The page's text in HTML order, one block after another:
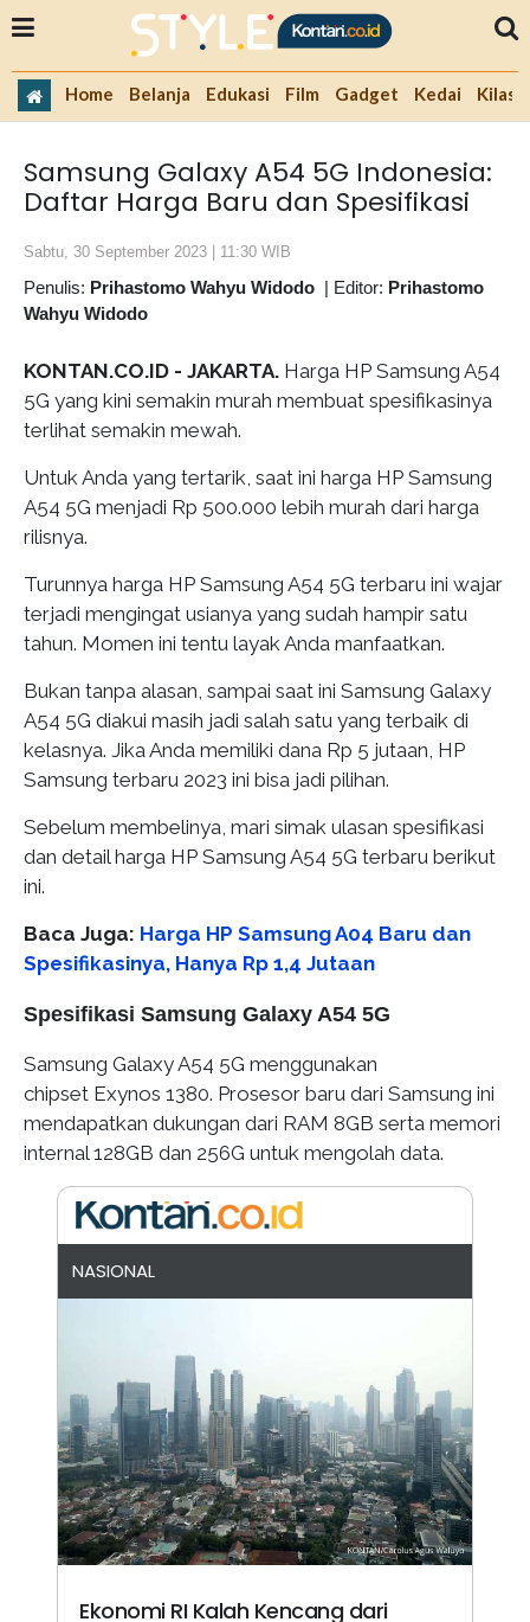
Home Belanja Edukasi Film Gadget Kedai Kilas
Samsung Galaxy A54 5G Indonesia:
Daftar Harga Baru dan Spesifikasi
Sabtu, 30 September 2023 | 11:30 WIB
Penulis: Prihastomo Wahyu Widodo | Editor: Prihastomo
Wahyu Widodo
KONTAN.CO.ID - JAKARTA. Harga HP Samsung A54
5G yang kini semakin murah membuat spesifikasinya
terlihat semakin mewah.
Untuk Anda yang tertarik, saat ini harga HP Samsung
A54 5G menjadi Rp 500.000 lebih murah dari harga
rilisnya.
Turunnya harga HP Samsung A54 5G terbaru ini wajar
terjadi mengingat usianya yang sudah hampir satu
tahun. Momen ini tentu layak Anda manfaatkan.
Bukan tanpa alasan, sampai saat ini Samsung Galaxy
A54 5G diakui masih jadi salah satu yang terbaik di
kelasnya. Jika Anda memiliki dana Rp 5 jutaan, HP
Samsung terbaru 2023 ini bisa jadi pilihan.
Sebelum membelinya, mari simak ulasan spesifikasi
dan detail harga HP Samsung A54 5G terbaru berikut
ini.
Baca Juga: Harga HP Samsung A04 Baru dan
Spesifikasinya, Hanya Rp 1,4 Jutaan
Spesifikasi Samsung Galaxy A54 5G
Samsung Galaxy A54 5G menggunakan
chipset Exynos 1380. Prosesor baru dari Samsung ini
mendapatkan dukungan dari RAM 8GB serta memori
internal 128GB dan 256G untuk mengolah data.
NASIONAL
Ekonomi RI Kalah Kencang dari